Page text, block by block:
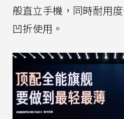
般直立手機，同時耐用
凹折使用。